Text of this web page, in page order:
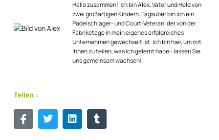
Hallo zusammen! Ich bin Alex, Vater und Held von
zwei großartigen Kindern. Tagsüber bin ich ein
Padelschläger- und Court-Veteran, der von der
Fabriketage in mein eigenes erfolgreiches
Unternehmen gewechselt ist. Ich bin hier, um mit
Ihnen zu teilen, was ich gelernt habe - lassen Sie
uns gemeinsam wachsen!
Teilen :